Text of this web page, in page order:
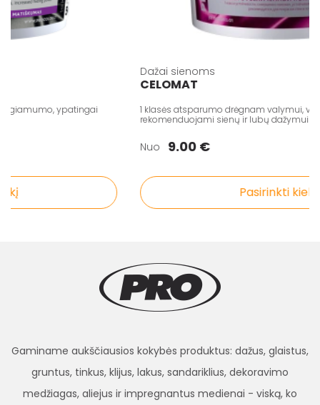
ypatingai
Dažai sienoms
CELOMAT
1 klasės atsparumo drėgnam valymui,
rekomenduojami sienų ir lubų dažymui
Nuo 9.00 €
Pasirinkti kiekį
Gaminame aukščiausios kokybės produktus: dažus, glaistus,
gruntus, tinkus, klijus, lakus, sandariklius, dekoravimo
medžiagas, aliejus ir impregnantus medienai - viską, ko